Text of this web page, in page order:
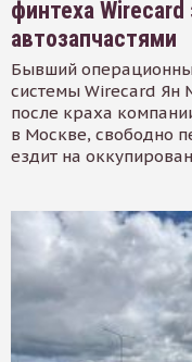
финтеха
автозапчастями
Бывший
системы Wirecard Ян
после краха
в Москве, свободно
ездит на